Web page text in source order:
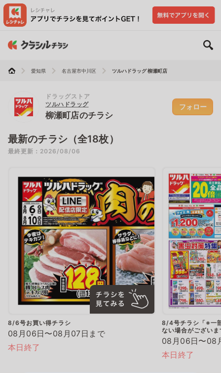
愛知県 名古屋市中川区 ツルハドラッグ 柳瀬町店
ドラッグストア
ツルハドラッグ
柳瀬町店のチラシ
フォロー
最新のチラシ（全18枚）
最終更新：2026/08/06
8/6号お買い得チラシ
08月06日〜08月07日まで
本日終了
8/4号チラシ「※一
ない場合がございま
08月06日〜08
本日終了